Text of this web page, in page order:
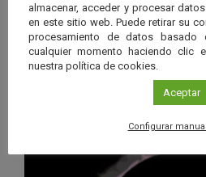
Próximos eventos
26 JUN 2026 - 26 ENE
Planetario/
almacenar, acceder y procesar
en este sitio web. Puede retirar su
procesamiento de datos basado
cualquier momento haciendo clic
nuestra política de cookies.
Aceptar
Configurar